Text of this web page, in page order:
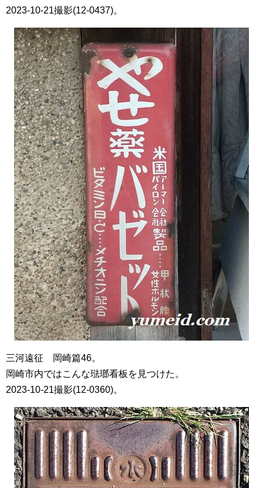
2023-10-21撮影(12-0437)。
三河遠征 岡崎篇46。
岡崎市内ではこんな琺瑯看板を見つけた。
2023-10-21撮影(12-0360)。